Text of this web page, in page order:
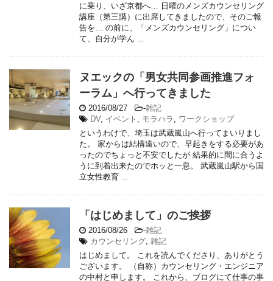
に乗り、いざ京都へ… 日曜のメンズカウンセリング
講座（第三講）に出席してきましたので、そのご報
告を… の前に、「メンズカウンセリング」につい
て、自分が学ん ...
ヌエックの「男女共同参画推進フォ
ーラム」へ行ってきました
2016/08/27 -雑記
DV, イベント , モラハラ , ワークショップ
というわけで、埼玉は武蔵嵐山へ行ってまいりまし
た。 家からは結構遠いので、早起きをする必要があ
ったのでちょっと不安でしたが 結果的に間に合うよ
うに到着出来たのでホッと一息。 武蔵嵐山駅から国
立女性教育 ...
「はじめまして」のご挨拶
2016/08/26 -雑記
カウンセリング, 雑記
はじめまして。 これを読んでくださり、ありがとう
ございます。 （自称）カウンセリング・エンジニア
の中村と申します。 これから、ブログにて仕事の事